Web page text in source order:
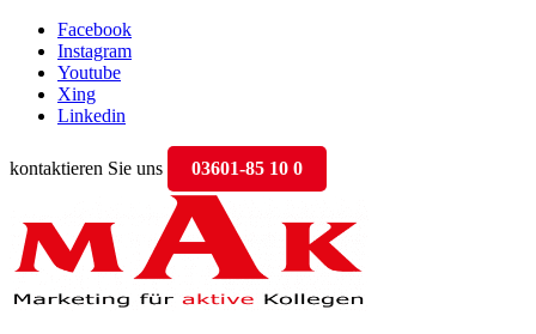
Facebook
Instagram
Youtube
Xing
Linkedin
kontaktieren Sie uns 03601-85 10 0